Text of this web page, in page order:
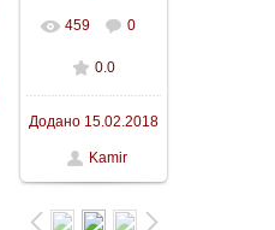
459 0
0.0
Додано 15.02.2018
Kamir